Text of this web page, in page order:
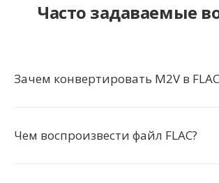
Часто задаваемые
Зачем конвертировать M2V в
Чем воспроизвести файл FLAC?